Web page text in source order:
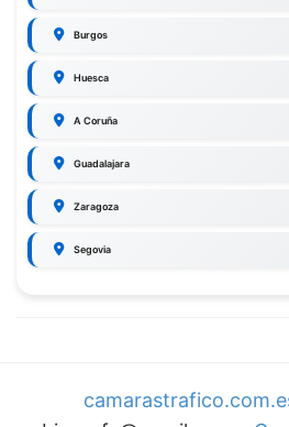
Burgos
Huesca
A Coruña
Guadalajara
Zaragoza
Segovia